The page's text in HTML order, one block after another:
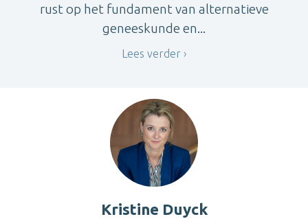
rust op het fundament van alternatieve
geneeskunde en...
Lees verder
Kristine Duyck